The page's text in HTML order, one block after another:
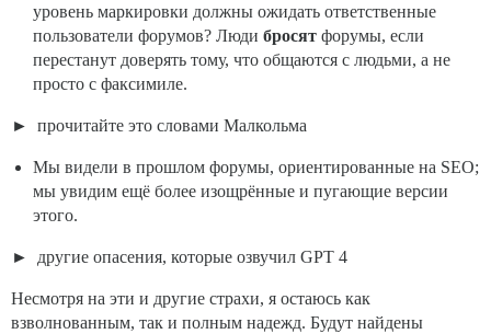
уровень маркировки должны ожидать ответственные
пользователи форумов? Люди бросят форумы, если
перестанут доверять тому, что общаются с людьми, а не
просто с факсимиле.
прочитайте это словами Малкольма
Мы видели в прошлом форумы, ориентированные на SEO;
мы увидим ещё более изощрённые и пугающие версии
этого.
другие опасения, которые озвучил GPT 4
Несмотря на эти и другие страхи, я остаюсь как
взволнованным, так и полным надежд. Будут найдены